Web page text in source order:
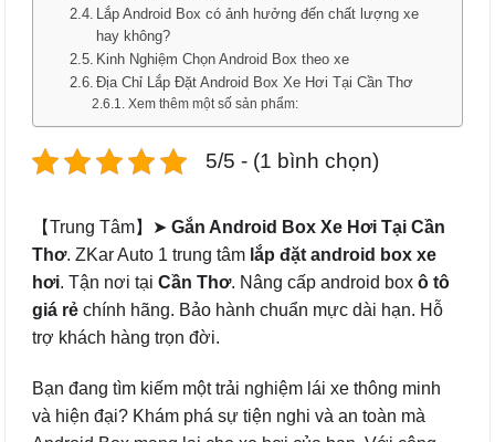
Lắp Android Box có ảnh hưởng đến chất lượng xe
hay không?
Kinh Nghiệm Chọn Android Box theo xe
Địa Chỉ Lắp Đặt Android Box Xe Hơi Tại Cần Thơ
Xem thêm một số sản phẩm:
5/5 - (1 bình chọn)
【Trung Tâm】➤ Gắn Android Box Xe Hơi Tại Cần
Thơ. ZKar Auto 1 trung tâm lắp đặt android box xe
hơi. Tận nơi tại Cần Thơ. Nâng cấp android box ô tô
giá rẻ chính hãng. Bảo hành chuẩn mực dài hạn. Hỗ
trợ khách hàng trọn đời.
Bạn đang tìm kiếm một trải nghiệm lái xe thông minh
và hiện đại? Khám phá sự tiện nghi và an toàn mà